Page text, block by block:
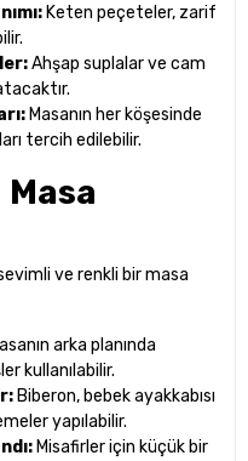
Keten peçeteler, zarif
Ahşap suplalar ve cam
Masanın her köşesinde
tercih edilebilir.
Masa
ve renkli bir masa
arka planında
kullanılabilir.
Biberon, bebek ayakkabısı
yapılabilir.
Misafirler için küçük bir